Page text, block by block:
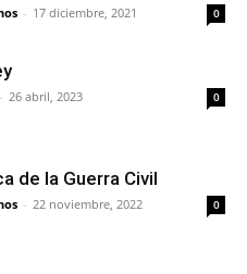
- 17 diciembre, 2021 0
- 26 abril, 2023 0
de la Guerra Civil
- 22 noviembre, 2022 0